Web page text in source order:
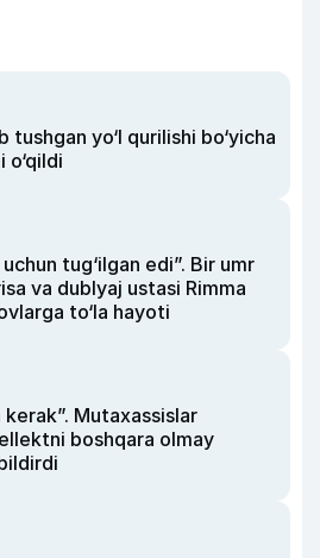
tushgan yo‘l qurilishi bo‘yicha
o‘qildi
tug‘ilgan edi”. Bir umr
va dublyaj ustasi Rimma
to‘la hayoti
Mutaxassislar
boshqara olmay